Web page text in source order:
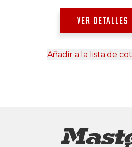
VER DETALLES
Añadir a la lista de